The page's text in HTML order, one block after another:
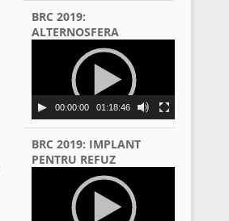
BRC 2019:
ALTERNOSFERA
00:00:00 01:18:46
BRC 2019: IMPLANT
PENTRU REFUZ